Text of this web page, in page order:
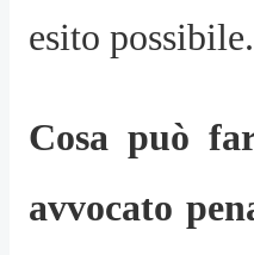
esito possibile.
Cosa può
avvocato